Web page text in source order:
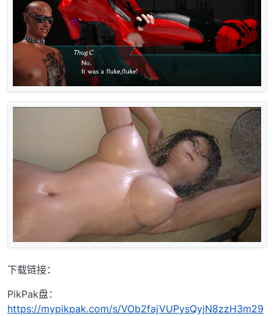
下载链接：
PikPak盘：
https://mypikpak.com/s/VOb2fajVUPysQyjN8zzH3m29